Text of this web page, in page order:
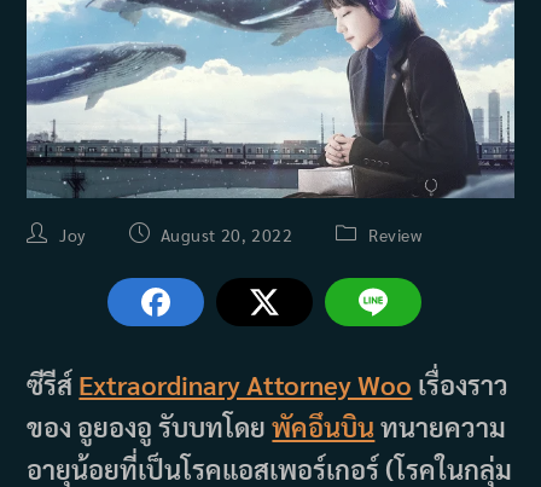
Post Joy
PostAugust 20, 2022
PostReview
ซีรีส์ Extraordinary Attorney Woo เรื่องราว
ของ อูยองอู รับบทโดยพัคอึนบินทนายความ
อายุน้อยที่เป็นโรคแอสเพอร์เกอร์ (โรคในกลุ่ม